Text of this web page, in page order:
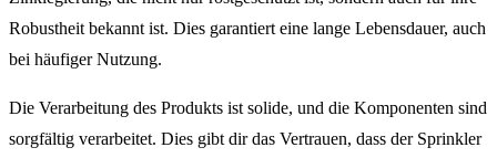
Robustheit bekannt ist. Dies garantiert eine lange Lebensdauer, auch
bei häufiger Nutzung.
Die Verarbeitung des Produkts ist solide, und die Komponenten sind
sorgfältig verarbeitet. Dies gibt dir das Vertrauen, dass der Sprinkler